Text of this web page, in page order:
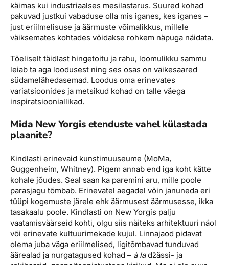
käimas kui industriaalses mesilastarus. Suured kohad
pakuvad justkui vabaduse olla mis iganes, kes iganes –
just eriilmelisuse ja äärmuste võimalikkus, millele
väiksemates kohtades võidakse rohkem näpuga näidata.
Tõeliselt täidlast hingetoitu ja rahu, loomulikku sammu
leiab ta aga loodusest ning ses osas on väikesaared
südamelähedasemad. Loodus oma erinevates
variatsioonides ja metsikud kohad on talle väega
inspiratsiooniallikad.
Mida New Yorgis etenduste vahel külastada
plaanite?
Kindlasti erinevaid kunstimuuseume (MoMa,
Guggenheim, Whitney). Pigem annab end iga koht kätte
kohale jõudes. Seal saan ka paremini aru, mille poole
parasjagu tõmbab. Erinevatel aegadel võin januneda eri
tüüpi kogemuste järele ehk äärmusest äärmusesse, ikka
tasakaalu poole. Kindlasti on New Yorgis palju
vaatamisväärseid kohti, olgu siis näiteks arhitektuuri näol
või erinevate kultuurimekade kujul. Linnajaod pidavat
olema juba väga eriilmelised, ligitõmbavad tunduvad
äärealad ja nurgatagused kohad – à ladžässi- ja